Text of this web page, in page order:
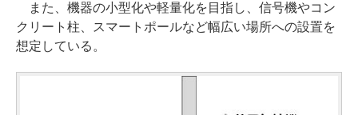
また、機器の小型化や軽量化を目指し、信号機やコン
クリート柱、スマートポールなど幅広い場所への設置を
想定している。